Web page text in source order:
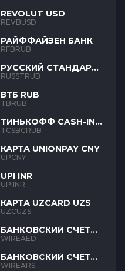
REVOLUT USD
REVBUSD
РАЙФФАЙЗЕН БАНК
RFBRUB
РУССКИЙ СТАНДАРТ
RUB
RUSSTRUB
ВТБ RUB
TBRUB
ТИНЬКОФФ CASH-IN
RUB
TCSBCRUB
КАРТА UNIONPAY CNY
UPCNY
UPI INR
UPIINR
КАРТА UZCARD UZS
UZCUZS
БАНКОВСКИЙ СЧЕТ
AED
WIREAED
БАНКОВСКИЙ СЧЕТ
ARS
WIREARS